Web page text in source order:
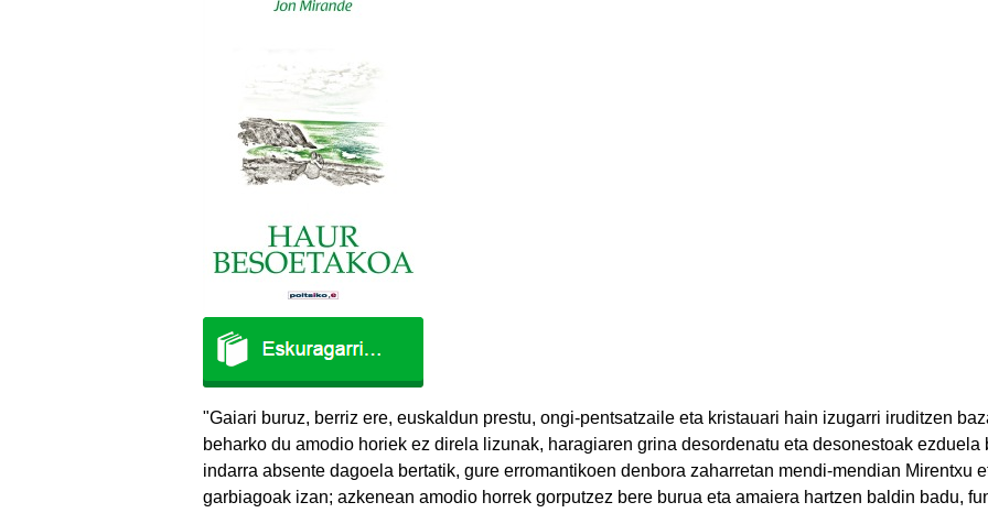
"Gaiari buruz, berriz ere, euskaldun prestu, ongi-pentsatzaile eta kristauari hain izugarri iruditzen
beharko du amodio horiek ez direla lizunak, haragiaren grina desordenatu eta desonestoak
indarra absente dagoela bertatik, gure erromantikoen denbora zaharretan mendi-mendian Mirentxu
garbiagoak izan; azkenean amodio horrek gorputzez bere burua eta amaiera hartzen baldin badu,